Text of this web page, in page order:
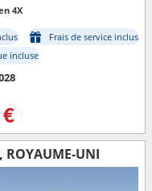
4X
Frais de service inclus
incluse
€
ROYAUME-UNI